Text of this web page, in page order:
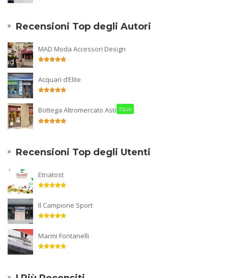
Recensioni Top degli Autori
MAD Moda Accessori Design
Acquari d’Elite
Bottega Altromercato Asti Equo
Recensioni Top degli Utenti
Etnatost
Il Campione Sport
Marmi Fontanelli